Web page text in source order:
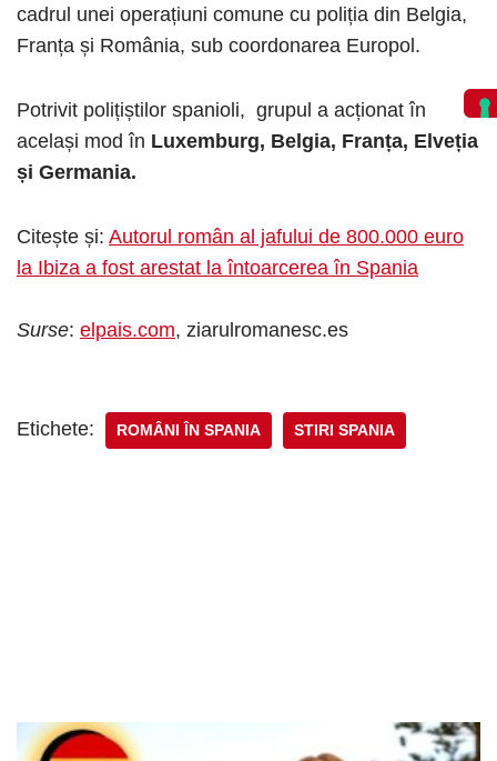
cadrul unei operațiuni comune cu poliția din Belgia,
Franța și România, sub coordonarea Europol.
Potrivit polițiștilor spanioli, grupul a acționat în
același mod în Luxemburg, Belgia, Franța, Elveția
și Germania.
Citește și: Autorul român al jafului de 800.000 euro
la Ibiza a fost arestat la întoarcerea în Spania
Surse: elpais.com, ziarulromanesc.es
Etichete: ROMÂNI ÎN SPANIA STIRI SPANIA